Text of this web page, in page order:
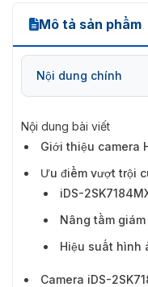
Mô tả sản phẩm
Nội dung chính
Ưu điểm vượt trội
Nội dung bài viết
Giới thiệu camera
Ưu điểm vượt trội
iDS-
Nâng tầm
Hiệu suất hình
Camera iDS-